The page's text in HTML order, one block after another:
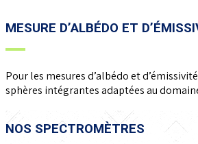
MESURE D’ALBÉDO ET
Pour les mesures d’albédo et
sphères intégrantes adaptées au
NOS SPECTROMÈTRES